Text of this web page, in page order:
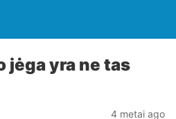
jėga yra ne tas
4 metai ago